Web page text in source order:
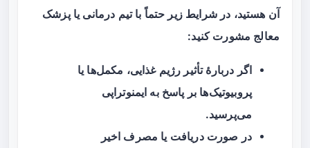
آن هستید، در شرایط زیر حتماً با تیم درمانی یا پزشک
معالج مشورت کنید:
اگر دربارهٔ تأثیر رژیم غذایی، مکمل‌ها یا
پروبیوتیک‌ها بر پاسخ به ایمنوتراپی
می‌پرسید.
در صورت دریافت یا مصرف اخیر